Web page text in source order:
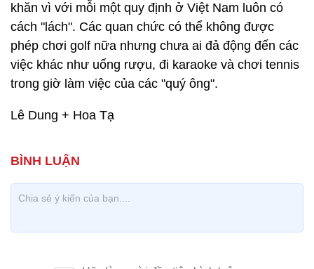
khăn vì với mỗi một quy định ở Việt Nam luôn có
cách "lách". Các quan chức có thể không được
phép chơi golf nữa nhưng chưa ai đả động đến các
việc khác như uống rượu, đi karaoke và chơi tennis
trong giờ làm việc của các "quý ông".
Lê Dung + Hoa Tạ